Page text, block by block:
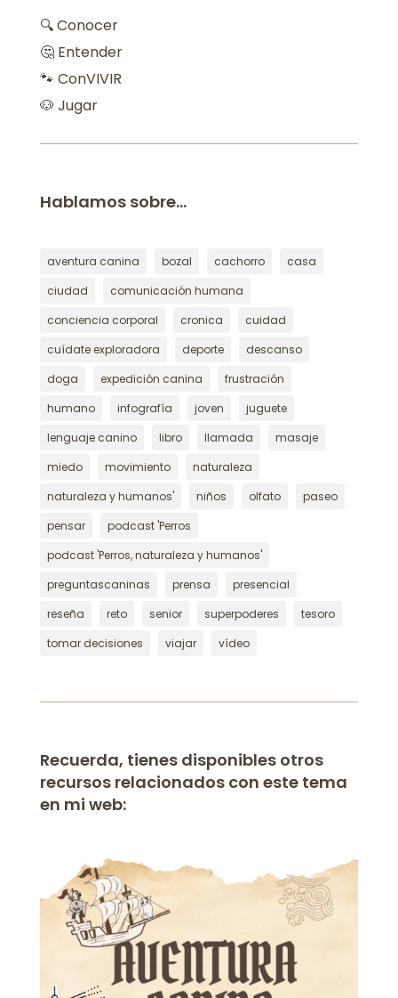
🔍 Conocer
🤔 Entender
🐾 ConVIVIR
🐶 Jugar
Hablamos sobre…
aventura canina bozal cachorro
casa
ciudad
comunicación humana
conciencia corporal
cronica
cuidad
cuídate exploradora
deporte
descanso
doga
expedición canina
frustración
humano
infografía joven
juguete
lenguaje canino
libro llamada
masaje
miedo
movimiento
naturaleza
naturaleza y humanos'
niños olfato
paseo
pensar
podcast 'Perros
podcast 'Perros, naturaleza y humanos'
preguntascaninas
prensa
presencial
reseña
reto senior superpoderes
tesoro
tomar decisiones
viajar vídeo
Recuerda, tienes disponibles otros
recursos relacionados con este tema
en mi web: